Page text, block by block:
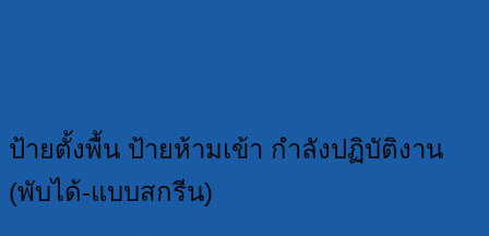
ป้ายตั้งพื้น ป้ายห้ามเข้า กำลังปฏิบัติงาน
(พับได้-แบบสกรีน)